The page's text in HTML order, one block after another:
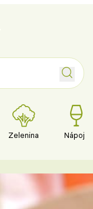
Zelenina Nápoje